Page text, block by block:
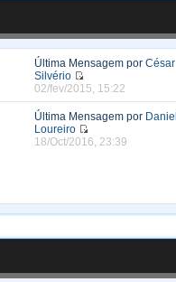
Última Mensagem por César
Silvério
02/fev/2015, 15:22
Última Mensagem por Daniel
Loureiro
18/Oct/2016, 23:39